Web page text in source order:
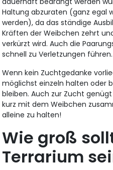
Haltung abzuraten (ganz egal
werden), da das ständige
Kräften der Weibchen zehrt
verkürzt wird. Auch die
schnell zu Verletzungen führen.
Wenn kein Zuchtgedanke
möglichst einzeln halten oder
bleiben. Auch zur Zucht
kurz mit dem Weibchen
alleine zu halten!
Wie groß
Terrarium